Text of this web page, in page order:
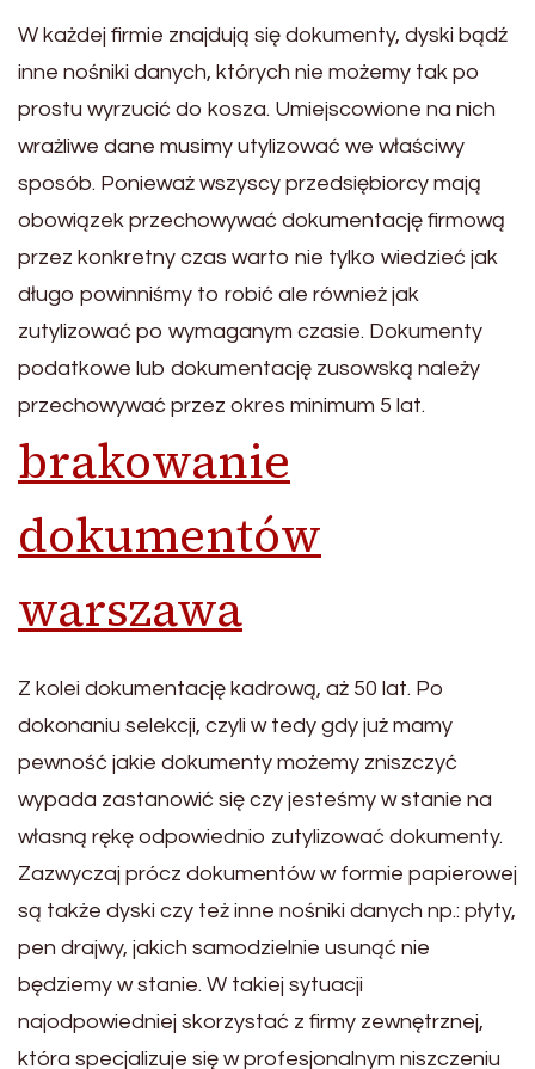
W każdej firmie znajdują się dokumenty, dyski bądź
inne nośniki danych, których nie możemy tak po
prostu wyrzucić do kosza. Umiejscowione na nich
wrażliwe dane musimy utylizować we właściwy
sposób. Ponieważ wszyscy przedsiębiorcy mają
obowiązek przechowywać dokumentację firmową
przez konkretny czas warto nie tylko wiedzieć jak
długo powinniśmy to robić ale również jak
zutylizować po wymaganym czasie. Dokumenty
podatkowe lub dokumentację zusowską należy
przechowywać przez okres minimum 5 lat.
brakowanie
dokumentów
warszawa
Z kolei dokumentację kadrową, aż 50 lat. Po
dokonaniu selekcji, czyli w tedy gdy już mamy
pewność jakie dokumenty możemy zniszczyć
wypada zastanowić się czy jesteśmy w stanie na
własną rękę odpowiednio zutylizować dokumenty.
Zazwyczaj prócz dokumentów w formie papierowej
są także dyski czy też inne nośniki danych np.: płyty,
pen drajwy, jakich samodzielnie usunąć nie
będziemy w stanie. W takiej sytuacji
najodpowiedniej skorzystać z firmy zewnętrznej,
która specjalizuje się w profesjonalnym niszczeniu